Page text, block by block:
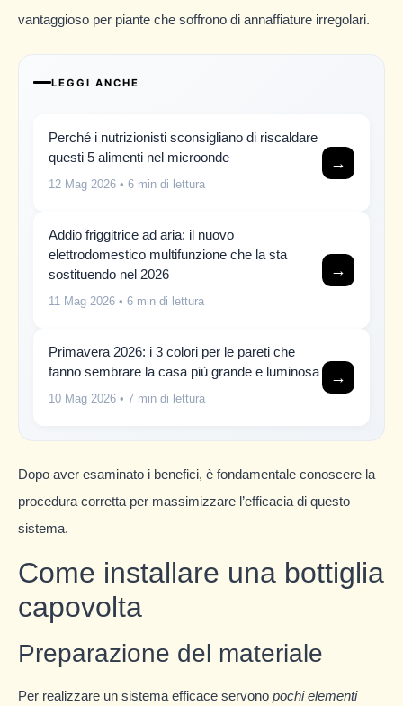
vantaggioso per piante che soffrono di annaffiature irregolari.
LEGGI ANCHE
Perché i nutrizionisti sconsigliano di riscaldare
questi 5 alimenti nel microonde
12 Mag 2026 • 6 min di lettura
→
Addio friggitrice ad aria: il nuovo
elettrodomestico multifunzione che la sta
sostituendo nel 2026
11 Mag 2026 • 6 min di lettura
→
Primavera 2026: i 3 colori per le pareti che
fanno sembrare la casa più grande e luminosa
10 Mag 2026 • 7 min di lettura
→
Dopo aver esaminato i benefici, è fondamentale conoscere la
procedura corretta per massimizzare l’efficacia di questo
sistema.
Come installare una bottiglia
capovolta
Preparazione del materiale
Per realizzare un sistema efficace servono pochi elementi